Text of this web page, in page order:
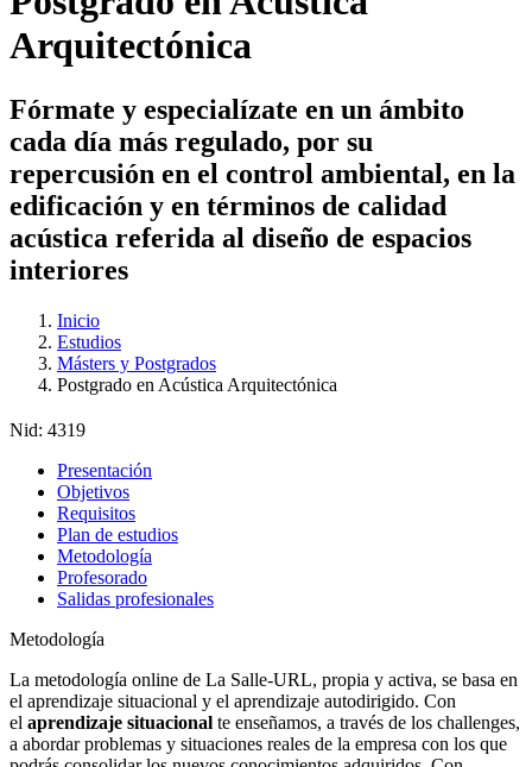
Arquitectónica
Fórmate y especialízate en un ámbito
cada día más regulado, por su
repercusión en el control ambiental, en la
edificación y en términos de calidad
acústica referida al diseño de espacios
interiores
Inicio
Estudios
Másters y Postgrados
Postgrado en Acústica Arquitectónica
Nid: 4319
Presentación
Objetivos
Requisitos
Plan de estudios
Metodología
Profesorado
Salidas profesionales
Metodología
La metodología online de La Salle-URL, propia y activa, se basa en
el aprendizaje situacional y el aprendizaje autodirigido. Con
el aprendizaje situacional te enseñamos, a través de los challenges,
a abordar problemas y situaciones reales de la empresa con los que